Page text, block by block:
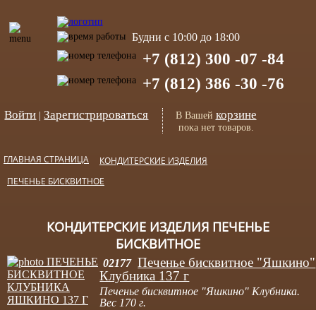
Будни с 10:00 до 18:00
+7 (812) 300 -07 -84
+7 (812) 386 -30 -76
Войти |Зарегистрироваться В Вашей корзине
пока нет товаров.
ГЛАВНАЯ СТРАНИЦА
КОНДИТЕРСКИЕ ИЗДЕЛИЯ
ПЕЧЕНЬЕ БИСКВИТНОЕ
КОНДИТЕРСКИЕ ИЗДЕЛИЯ ПЕЧЕНЬЕ
БИСКВИТНОЕ
02177 Печенье бисквитное "Яшкино"
Клубника 137 г
Печенье бисквитное "Яшкино" Клубника.
Вес 170 г.